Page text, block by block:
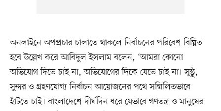
অনলাইনে অপপ্রচার চালাতে থাকলে নির্বাচনের পরিবেশ বিঘ্নিত
হবে উল্লেখ করে আবিদুল ইসলাম বলেন, ‘আমরা কোনো
অভিযোগ দিতে চাই না, অভিযোগের দিকে যেতে চাই না। সুষ্ঠু,
সুন্দর ও গ্রহণযোগ্য নির্বাচন আয়োজনের পথে সম্মিলিতভাবে
হাঁটতে চাই। বাংলাদেশে দীর্ঘদিন ধরে যেভাবে গণতন্ত্র ও মানুষের